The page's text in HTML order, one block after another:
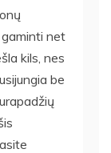
net
kils, nes
be